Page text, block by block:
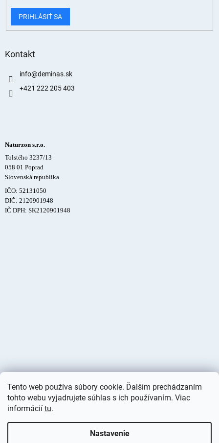
Tento web používa súbory cookie. Ďalším prechádzaním
tohto webu vyjadrujete súhlas s ich používaním. Viac
informácií tu.
Nastavenie
PRIHLÁSIŤ SA
Kontakt
info@deminas.sk
+421 222 205 403
Naturzon s.r.o.
Tolstého 3237/13
058 01 Poprad
Slovenská republika
IČO: 52131050
DIČ: 2120901948
IČ DPH: SK2120901948